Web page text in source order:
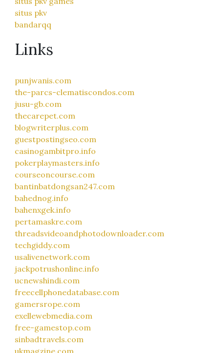
situs pkv
bandarqq
Links
punjwanis.com
the-parcs-clematiscondos.com
jusu-gb.com
thecarepet.com
blogwriterplus.com
guestpostingseo.com
casinogambitpro.info
pokerplaymasters.info
courseoncourse.com
bantinbatdongsan247.com
bahednog.info
bahenxgek.info
pertamaskre.com
threadsvideoandphotodownloader.com
techgiddy.com
usalivenetwork.com
jackpotrushonline.info
ucnewshindi.com
freecellphonedatabase.com
gamersrope.com
exellewebmedia.com
free-gamestop.com
sinbadtravels.com
ukmagzine.com